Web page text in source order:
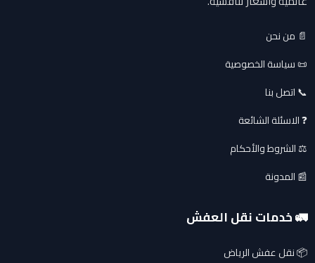
📄 من نحن
📜 سياسة الخصوصية
📞 اتصل بنا
❓ الاسئلة الشائعة
⚖️ الشروط والأحكام
📰 المدونة
🚛 خدمات نقل العفش
📦 نقل عفش الرياض